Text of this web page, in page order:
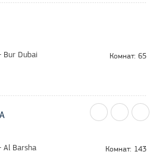
Комнат: 65
Bur Dubai
Комнат: 143
Al Barsha